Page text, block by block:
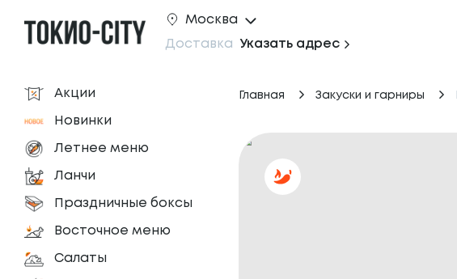
Москва
Доставка Указать адрес
Акции
Новинки
Летнее меню
Ланчи
Праздничные боксы
Восточное меню
Салаты
Главная Закуски и гарниры